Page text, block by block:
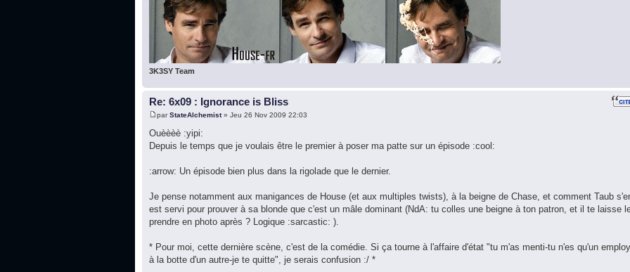
3K3SY Team
Re: 6x09 : Ignorance is Bliss
parStateAlchemist» Jeu 26 Nov 2009 22:03
Ouèèèè :yipi:
Depuis le temps que je voulais être le premier à poser ma patte sur un épisode :cool:
:arrow: Un épisode bien plus dans la rigolade que le dernier.
Je pense notamment aux manigances de House (et aux multiples twists), à la beigne de Chase, et comment Taub
est servi pour prouver à sa blonde que c'est un mâle dominant (NdA: tu colles une beigne à ton patron, et il te laisse
prendre en photo après ? Logique :sarcastic: ).
* Pour moi, cette dernière scène, c'est de la comédie. Si ça tourne à l'affaire d'état "tu m'as menti-tu n'es qu'un
à la botte d'un autre-je te quitte", je serais confusion :/ *